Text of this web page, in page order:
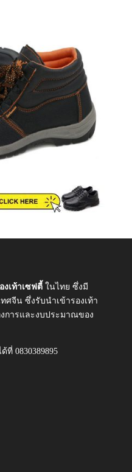
งเท้าเซฟตี้ ในไทย ซึ่งมี
ศจีน ซึ่งรับนำเข้ารองเท้า
การและงบประมาณของ
0830389895